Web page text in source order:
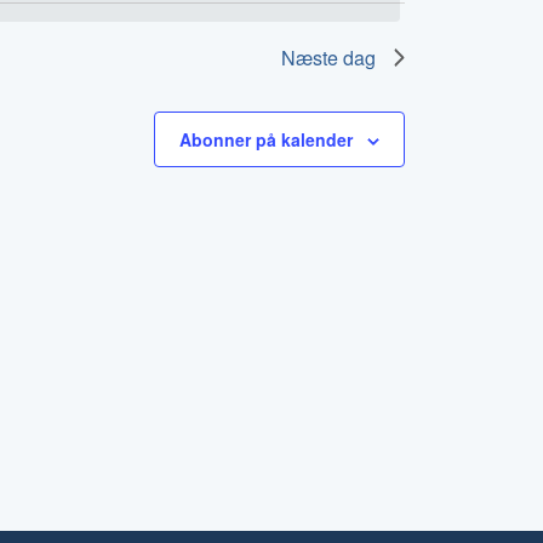
Næste dag
Abonner på kalender